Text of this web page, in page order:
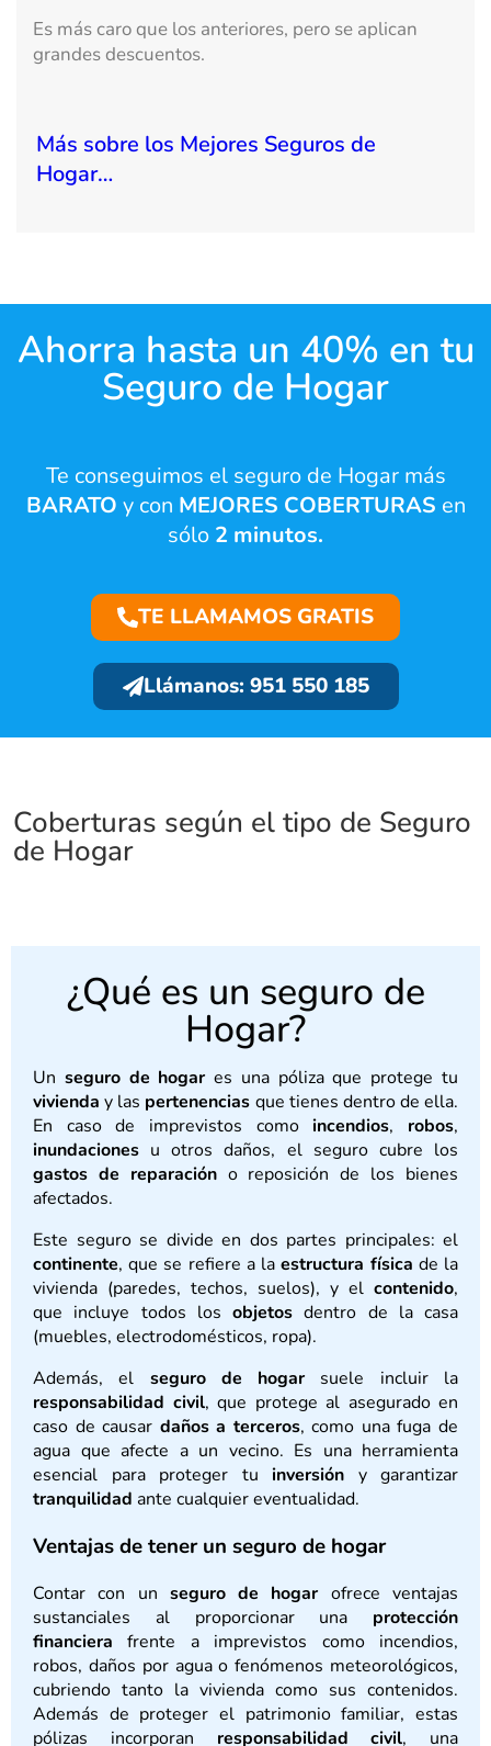
Es más caro que los anteriores, pero se aplican
grandes descuentos.
Más sobre los Mejores Seguros de
Hogar…
Ahorra hasta un 40% en tu
Seguro de Hogar
Te conseguimos el seguro de Hogar más
BARATO y con MEJORES COBERTURAS en
sólo 2 minutos.
TE LLAMAMOS GRATIS
Llámanos: 951 550 185
Coberturas según el tipo de Seguro
de Hogar
¿Qué es un seguro de
Hogar?
Un seguro de hogares una póliza que protege tu
vivienda y las pertenencias que tienes dentro de ella.
En caso de imprevistos comoincendios, robos,
inundaciones u otros daños, el seguro cubre los
gastos de reparacióno reposición de los bienes
afectados.
Este seguro se divide en dos partes principales: el
continente, que se refiere a laestructura física de la
vivienda (paredes, techos, suelos), y el contenido,
que incluye todos los objetos dentro de la casa
(muebles, electrodomésticos, ropa).
Además, el seguro de hogarsuele incluir la
responsabilidad civil, que protege al asegurado en
caso de causar daños a terceros, como una fuga de
agua que afecte a un vecino. Es una herramienta
esencial para proteger tu inversión y garantizar
tranquilidad ante cualquier eventualidad.
Ventajas de tener un seguro de hogar
Contar con un seguro de hogarofrece ventajas
sustanciales al proporcionar una protección
financiera frente a imprevistos como incendios,
robos, daños por agua o fenómenos meteorológicos,
cubriendo tanto la vivienda como sus contenidos.
Además de proteger el patrimonio familiar, estas
pólizas incorporan responsabilidad civil, una